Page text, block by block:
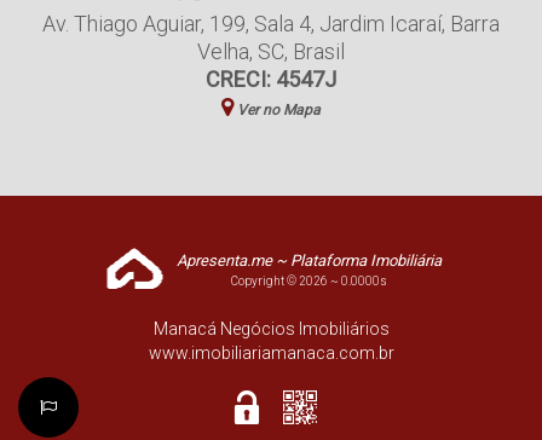
Av. Thiago Aguiar, 199, Sala 4, Jardim Icaraí, Barra
Velha, SC, Brasil
CRECI: 4547J
Ver no Mapa
Apresenta.me ~ Plataforma Imobiliária
Copyright © 2026 ~ 0.0000s
Manacá Negócios Imobiliários
www.imobiliariamanaca.com.br